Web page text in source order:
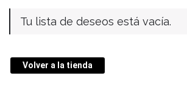
Tu lista de deseos está vacía.
Volver a la tienda